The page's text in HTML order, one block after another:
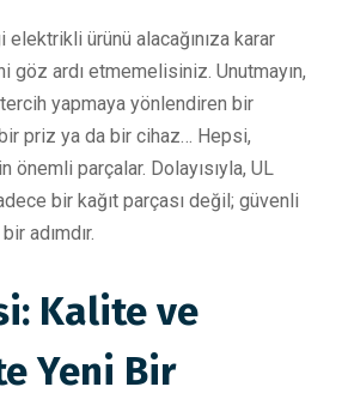
elektrikli ürünü alacağınıza karar
göz ardı etmemelisiniz. Unutmayın,
yapmaya yönlendiren bir
priz ya da bir cihaz… Hepsi,
önemli parçalar. Dolayısıyla, UL
bir kağıt parçası değil; güvenli
adımdır.
Kalite ve
Yeni Bir